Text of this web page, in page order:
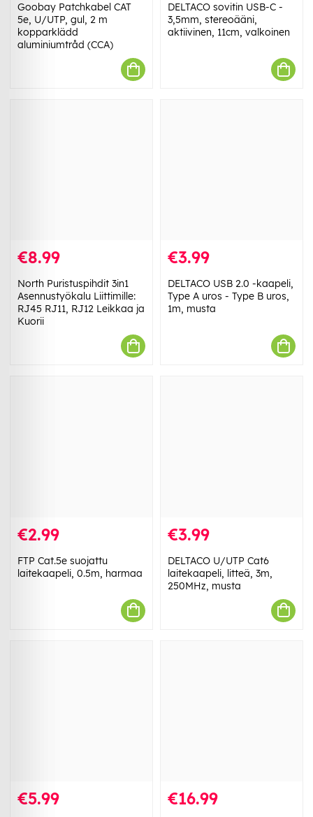
Goobay Patchkabel CAT
5e, U/UTP, gul, 2 m
kopparklädd
aluminiumtråd (CCA)
DELTACO sovitin USB-C -
3,5mm, stereoääni,
aktiivinen, 11cm, valkoinen
€8.99
North Puristuspihdit 3in1
Asennustyökalu Liittimille:
RJ45 RJ11, RJ12 Leikkaa ja
Kuorii
€3.99
DELTACO USB 2.0 -kaapeli,
Type A uros - Type B uros,
1m, musta
€2.99
FTP Cat.5e suojattu
laitekaapeli, 0.5m, harmaa
€3.99
DELTACO U/UTP Cat6
laitekaapeli, litteä, 3m,
250MHz, musta
€5.99 €16.99